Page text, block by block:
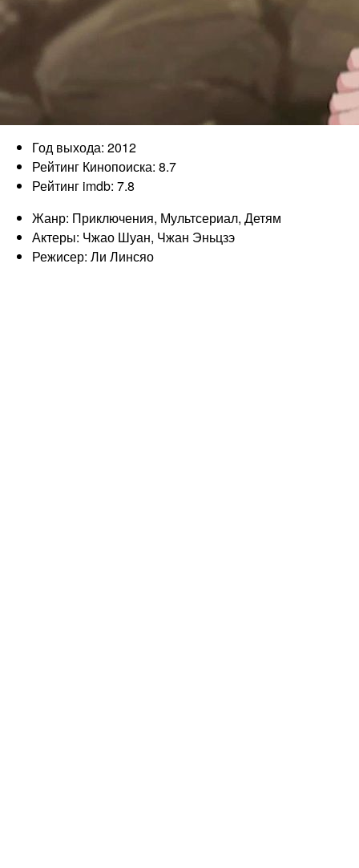
Год выхода: 2012
Рейтинг Кинопоиска: 8.7
Рейтинг imdb: 7.8
Жанр: Приключения, Мультсериал, Детям
Актеры: Чжао Шуан, Чжан Эньцзэ
Режисер: Ли Линсяо